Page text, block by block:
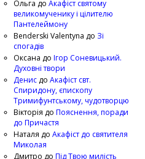
Ольга до Акафіст святому
великомученику і цілителю
Пантелеймону
Benderski Valentyna до Зі
спогадів
Оксана до Ігор Соневицький.
Духовні твори
Денис до Акафіст свт.
Спиридону, єпископу
Тримифунтському, чудотворцю
Вікторія до Пояснення, поради
до Причастя
Наталя до Акафіст до святителя
Миколая
Дмитро до Під Твою милість